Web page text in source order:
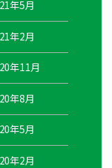
年5月
年2月
年11月
年8月
年5月
年2月